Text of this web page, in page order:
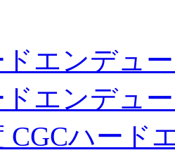
ドエンデュ
ドエンデュ
CGCハード